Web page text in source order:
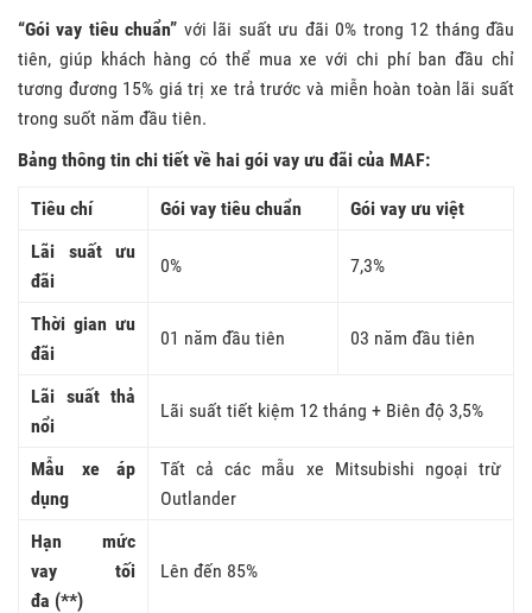
“Gói vay tiêu chuẩn” với lãi suất ưu đãi 0% trong 12 tháng đầu
tiên, giúp khách hàng có thể mua xe với chi phí ban đầu chỉ
tương đương 15% giá trị xe trả trước và miễn hoàn toàn lãi suất
trong suốt năm đầu tiên.
Bảng thông tin chi tiết về hai gói vay ưu đãi của MAF:
Tiêu chí Gói vay tiêu chuẩn
Gói vay ưu việt
Lãi suất ưu
đãi
0% 7,3%
Thời gian ưu
đãi
01 năm đầu tiên 03 năm đầu tiên
Lãi suất thả
nổi
Lãi suất tiết kiệm 12 tháng + Biên độ 3,5%
Mẫu xe áp
dụng
Tất cả các mẫu xe Mitsubishi ngoại trừ
Outlander
Hạn mức
vay tối
đa (**)
Lên đến 85%